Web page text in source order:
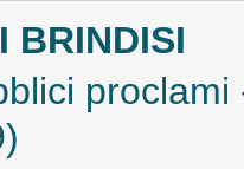
BRINDISI